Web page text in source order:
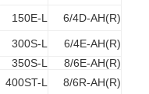
6/4D-AH(R)
150E-L
6/4E-AH(R)
300S-L
8/6E-AH(R)
350S-L
8/6R-AH(R)
400ST-L